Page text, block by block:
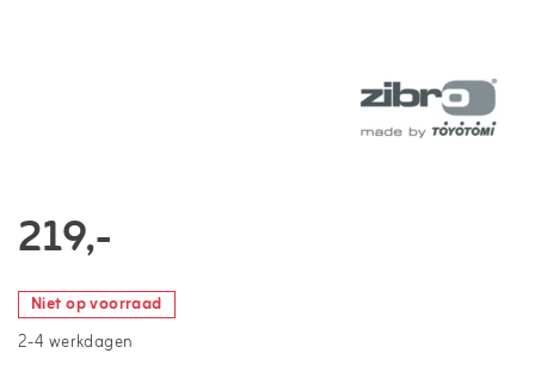
219,-
Niet op voorraad
2-4 werkdagen